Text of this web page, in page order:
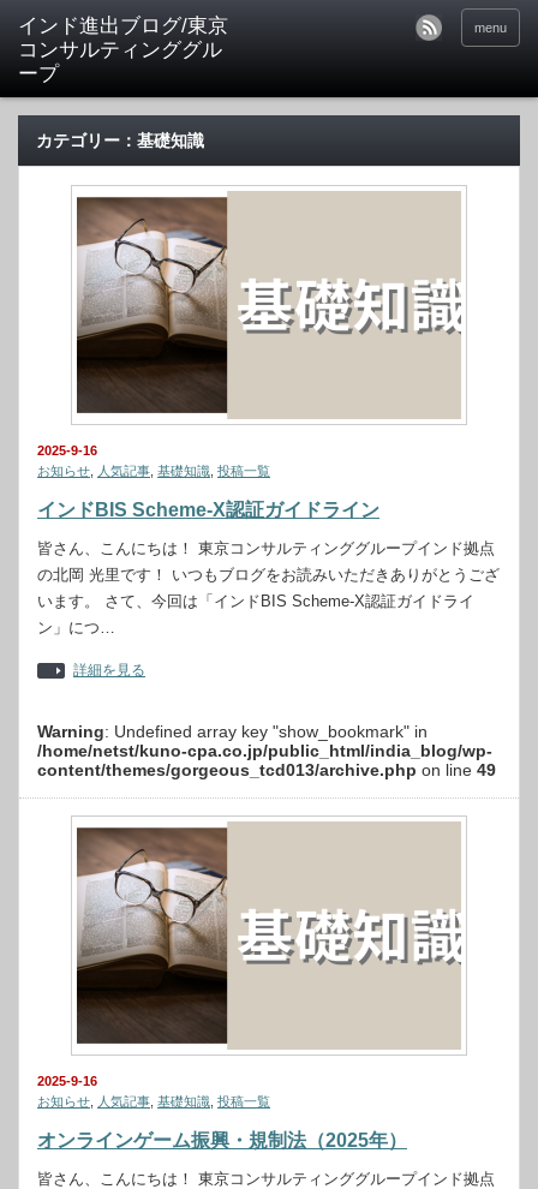
インド進出ブログ/東京
コンサルティンググル
ープ
menu
カテゴリー：基礎知識
2025-9-16
お知らせ
人気記事 基礎知識 投稿一覧
インドBIS Scheme-X認証ガイドライン
皆さん、こんにちは！ 東京コンサルティンググループインド拠点
の北岡 光里です！ いつもブログをお読みいただきありがとうござ
います。 さて、今回は「インドBIS Scheme-X認証ガイドライ
ン」につ…
詳細を見る
Warning: Undefined array key "show_bookmark" in
/home/netst/kuno-cpa.co.jp/public_html/india_blog/wp-
content/themes/gorgeous_tcd013/archive.php on line 49
2025-9-16
お知らせ
人気記事 基礎知識 投稿一覧
オンラインゲーム振興・規制法（2025年）
皆さん、こんにちは！ 東京コンサルティンググループインド拠点